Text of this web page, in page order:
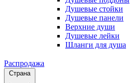
Душевые стойки
Душевые панели
Верхние души
Душевые лейки
Шланги для душа
Распродажа
Страна